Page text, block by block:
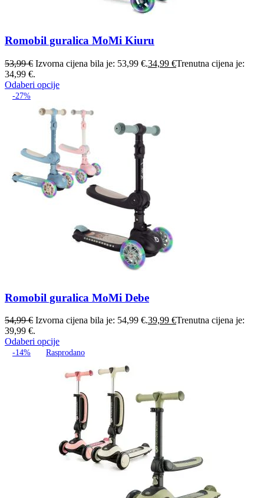
Romobil guralica MoMi Kiuru
53,99€ Izvorna cijena bila je: 53,99 €.34,99 €Trenutna cijena je:
34,99 €.
Odaberi opcije
-27%
Romobil guralica MoMi Debe
54,99€ Izvorna cijena bila je: 54,99 €.39,99 €Trenutna cijena je:
39,99 €.
Odaberi opcije
-14% Rasprodano